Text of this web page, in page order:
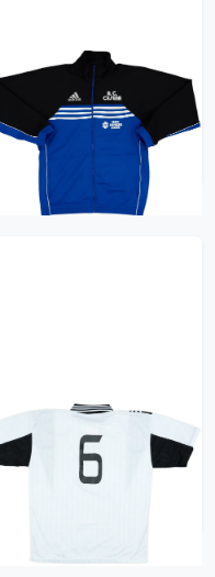
1999-00 AC Cesena
adidas Track Jacket -
7/10 - (M)
626 kr / £71.99
1996-97 Cesena Home
Shirt #6 - 9/10 - (XL)
522 kr / £59.99